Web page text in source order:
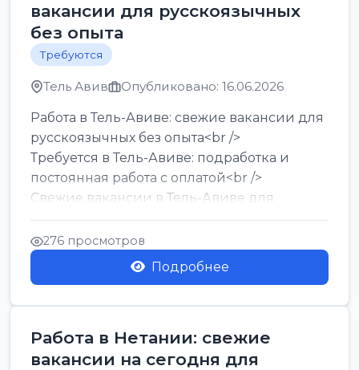
вакансии для русскоязычных
без опыта
Требуются
Тель Авив Опубликовано: 16.06.2026
Работа в Тель-Авиве: свежие вакансии для
русскоязычных без опыта<br />
Требуется в Тель-Авиве: подработка и
постоянная работа с оплатой<br />
Свежие вакансии в Тель-Авиве для
мужчин и женщин от хозя...
276 просмотров
Подробнее
Работа в Нетании: свежие
вакансии на сегодня для